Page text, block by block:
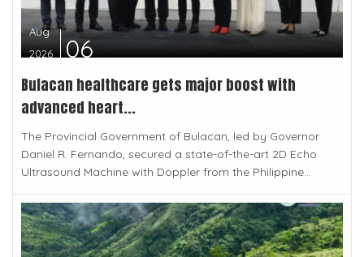
Aug
2026
06
Bulacan healthcare gets major boost with
advanced heart...
The Provincial Government of Bulacan, led by Governor
Daniel R. Fernando, secured a state-of-the-art 2D Echo
Ultrasound Machine with Doppler from the Philippine...